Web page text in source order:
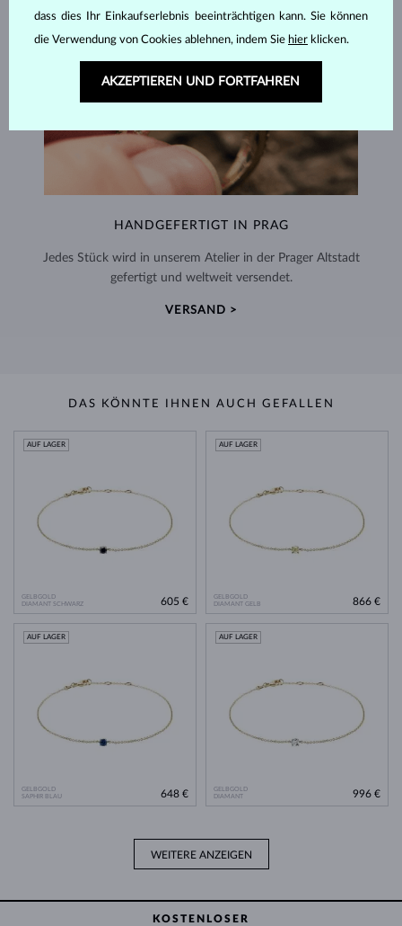
HANDGEFERTIGT IN PRAG
Jedes Stück wird in unserem Atelier in der Prager Altstadt
gefertigt und weltweit versendet.
VERSAND >
DAS KÖNNTE IHNEN AUCH GEFALLEN
GELBGOLD
DIAMANT SCHWARZ
AUF LAGER
605 €
GELBGOLD
DIAMANT GELB
AUF LAGER
866 €
GELBGOLD
SAPHIR BLAU
AUF LAGER
648 €
GELBGOLD
DIAMANT
AUF LAGER
996 €
WEITERE ANZEIGEN
KOSTENLOSER
dass dies Ihr Einkaufserlebnis beeinträchtigen kann. Sie können
die Verwendung von Cookies ablehnen, indem Sie hier klicken.
AKZEPTIEREN UND FORTFAHREN